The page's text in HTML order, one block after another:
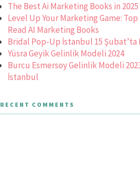
The Best Ai Marketing Books in 2025
Level Up Your Marketing Game:
Read AI Marketing Books
Bridal Pop-Up İstanbul 15 Şubat’ta
Yüsra Geyik Gelinlik Modeli 2024
Burcu Esmersoy Gelinlik Modeli
İstanbul
RECENT COMMENTS